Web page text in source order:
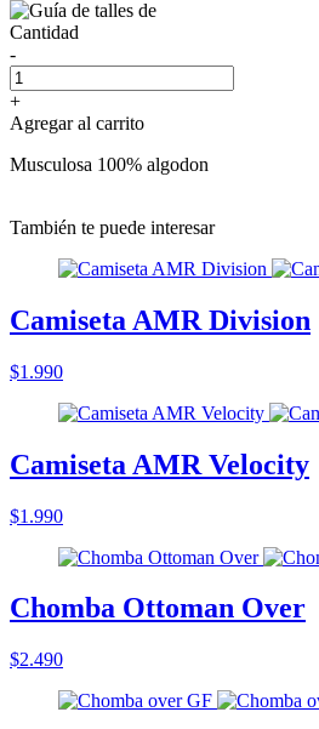
Cantidad
-
+
Agregar al carrito
Musculosa 100% algodon
También te puede interesar
Camiseta AMR Division
$1.990
Camiseta AMR Velocity
$1.990
Chomba Ottoman Over
$2.490